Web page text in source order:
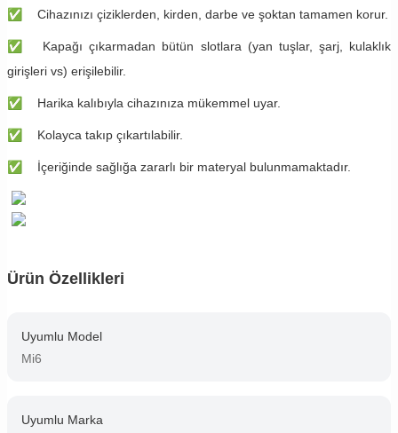
✅ Cihazınızı çiziklerden, kirden, darbe ve şoktan tamamen korur.
✅ Kapağı çıkarmadan bütün slotlara (yan tuşlar, şarj, kulaklık
girişleri vs) erişilebilir.
✅ Harika kalıbıyla cihazınıza mükemmel uyar.
✅ Kolayca takıp çıkartılabilir.
✅ İçeriğinde sağlığa zararlı bir materyal bulunmamaktadır.
Ürün Özellikleri
Uyumlu Model
Mi6
Uyumlu Marka